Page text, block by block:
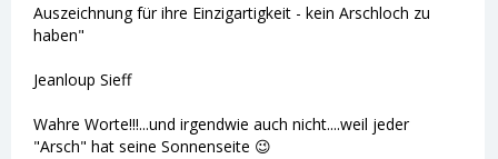
Auszeichnung für ihre Einzigartigkeit - kein Arschloch zu
haben"
Jeanloup Sieff
Wahre Worte!!!...und irgendwie auch nicht....weil jeder
"Arsch" hat seine Sonnenseite 😉